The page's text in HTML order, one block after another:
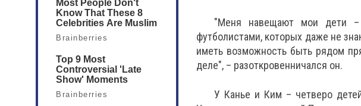
"Меня навещают мои дети
футболистами, которых даже не
иметь возможность быть рядом
деле", – разоткровенничался он.
У Канье и Ким – четверо